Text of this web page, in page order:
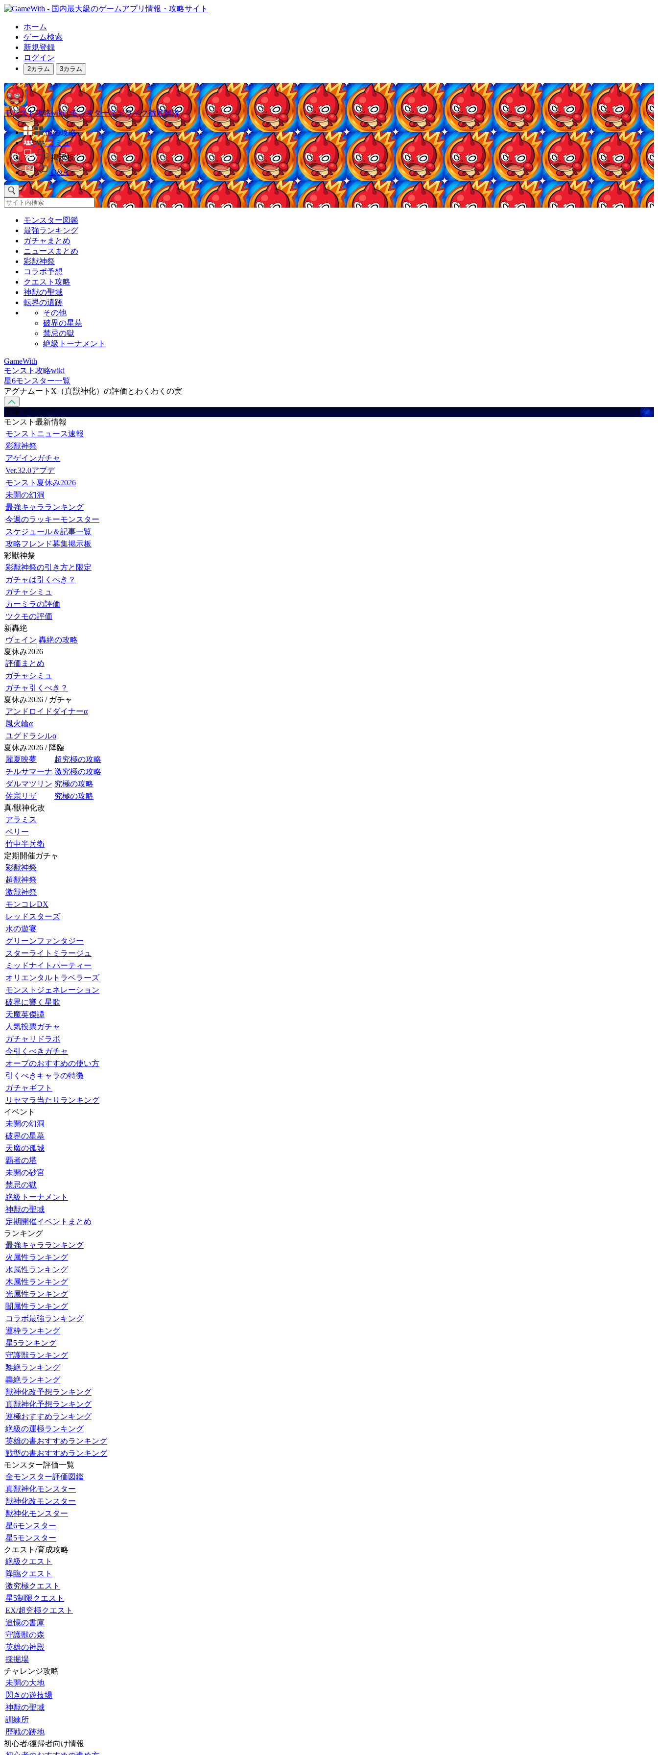
ホーム
ゲーム検索
新規登録
ログイン
2カラム 3カラム
モンスト攻略wiki | モンスターストライク徹底解説
他の攻略
コミュ
掲示板
Q&A
モンスター図鑑
最強ランキング
ガチャまとめ
ニュースまとめ
彩獣神祭
コラボ予想
クエスト攻略
神獣の聖域
転界の遺跡
その他
破界の星墓
禁忌の獄
絶級トーナメント
GameWith
モンスト攻略wiki
星6モンスター一覧
アグナムートX（真獣神化）の評価とわくわくの実
攻略 メニュー
モンスト最新情報
モンストニュース速報
彩獣神祭
アゲインガチャ
Ver.32.0アプデ
モンスト夏休み2026
未開の幻洞
最強キャラランキング
今週のラッキーモンスター
スケジュール＆記事一覧
攻略フレンド募集掲示板
彩獣神祭
彩獣神祭の引き方と限定
ガチャは引くべき？
ガチャシミュ
カーミラの評価
ツクモの評価
新轟絶
ヴェイン 轟絶の攻略
夏休み2026
評価まとめ
ガチャシミュ
ガチャ引くべき？
夏休み2026 / ガチャ
アンドロイドダイナーα
風火輪α
ユグドラシルα
夏休み2026 / 降臨
麗夏映夢
超究極の攻略
チルサマーナ 激究極の攻略
ダルマツリン 究極の攻略
佐宗リザ
究極の攻略
真/獣神化改
アラミス
ペリー
竹中半兵衛
定期開催ガチャ
彩獣神祭
超獣神祭
激獣神祭
モンコレDX
レッドスターズ
水の遊宴
グリーンファンタジー
スターライトミラージュ
ミッドナイトパーティー
オリエンタルトラベラーズ
モンストジェネレーション
破界に響く星歌
天魔英傑譚
人気投票ガチャ
ガチャリドラボ
今引くべきガチャ
オーブのおすすめの使い方
引くべきキャラの特徴
ガチャギフト
リセマラ当たりランキング
イベント
未開の幻洞
破界の星墓
天魔の孤城
覇者の塔
未開の砂宮
禁忌の獄
絶級トーナメント
神獣の聖域
定期開催イベントまとめ
ランキング
最強キャラランキング
火属性ランキング
水属性ランキング
木属性ランキング
光属性ランキング
闇属性ランキング
コラボ最強ランキング
運枠ランキング
星5ランキング
守護獣ランキング
黎絶ランキング
轟絶ランキング
獣神化改予想ランキング
真獣神化予想ランキング
運極おすすめランキング
絶級の運極ランキング
英雄の書おすすめランキング
戦型の書おすすめランキング
モンスター評価一覧
全モンスター評価図鑑
真獣神化モンスター
獣神化改モンスター
獣神化モンスター
星6モンスター
星5モンスター
クエスト/育成攻略
絶級クエスト
降臨クエスト
激究極クエスト
星5制限クエスト
EX/超究極クエスト
追憶の書庫
守護獣の森
英雄の神殿
採掘場
チャレンジ攻略
未開の大地
閃きの遊技場
神獣の聖域
訓練所
歴戦の跡地
初心者/復帰者向け情報